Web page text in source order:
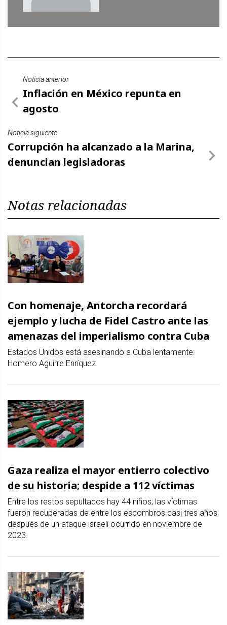
Noticia anterior
Inflación en México repunta en
agosto
Noticia siguiente
Corrupción ha alcanzado a la Marina,
denuncian legisladoras
Notas relacionadas
Con homenaje, Antorcha recordará
ejemplo y lucha de Fidel Castro ante las
amenazas del imperialismo contra Cuba
Estados Unidos está asesinando a Cuba lentamente:
Homero Aguirre Enríquez
Gaza realiza el mayor entierro colectivo
de su historia; despide a 112 víctimas
Entre los restos sepultados hay 44 niños; las víctimas
fueron recuperadas de entre los escombros casi tres años
después de un ataque israelí ocurrido en noviembre de
2023.